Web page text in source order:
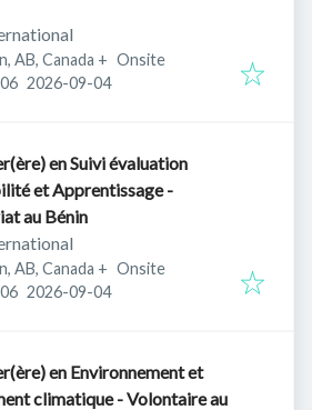
AB, Canada + Onsite
: Expires:
2026-09-04
en Suivi évaluation
et Apprentissage -
au Bénin
AB, Canada + Onsite
: Expires:
2026-09-04
en Environnement et
- Volontaire au